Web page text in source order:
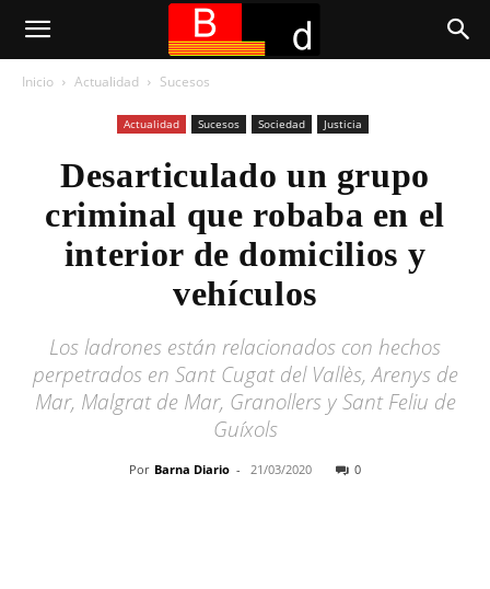
Inicio Actualidad Sucesos
Actualidad Sucesos Sociedad Justicia
Desarticulado un grupo
criminal que robaba en el
interior de domicilios y
vehículos
Los ladrones están relacionados con hechos
perpetrados en Sant Cugat del Vallès, Arenys de
Mar, Malgrat de Mar, Granollers y Sant Feliu de
Guíxols
Por Barna Diario - 21/03/2020 0